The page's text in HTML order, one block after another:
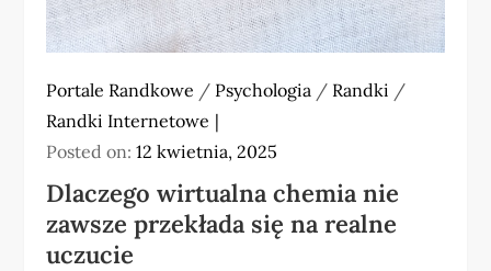
Portale Randkowe / Psychologia / Randki /
Randki Internetowe
Posted on:12 kwietnia, 2025
Dlaczego wirtualna chemia nie
zawsze przekłada się na realne
uczucie